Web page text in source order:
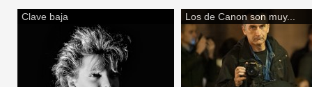
Clave baja Los de Canon son muy...